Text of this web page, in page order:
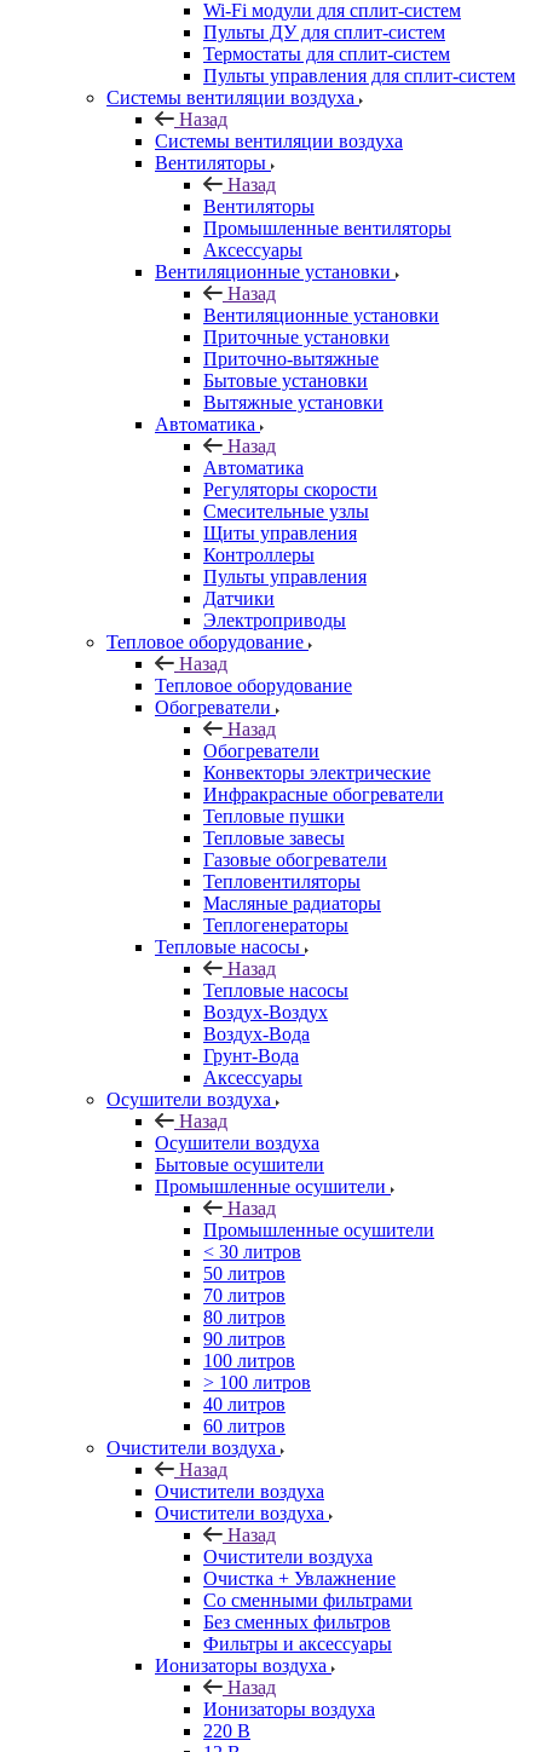
Wi-Fi модули для сплит-систем
Пульты ДУ для сплит-систем
Термостаты для сплит-систем
Пульты управления для сплит-систем
Системы вентиляции воздуха
Назад
Системы вентиляции воздуха
Вентиляторы
Назад
Вентиляторы
Промышленные вентиляторы
Аксессуары
Вентиляционные установки
Назад
Вентиляционные установки
Приточные установки
Приточно-вытяжные
Бытовые установки
Вытяжные установки
Автоматика
Назад
Автоматика
Регуляторы скорости
Смесительные узлы
Щиты управления
Контроллеры
Пульты управления
Датчики
Электроприводы
Тепловое оборудование
Назад
Тепловое оборудование
Обогреватели
Назад
Обогреватели
Конвекторы электрические
Инфракрасные обогреватели
Тепловые пушки
Тепловые завесы
Газовые обогреватели
Тепловентиляторы
Масляные радиаторы
Теплогенераторы
Тепловые насосы
Назад
Тепловые насосы
Воздух-Воздух
Воздух-Вода
Грунт-Вода
Аксессуары
Осушители воздуха
Назад
Осушители воздуха
Бытовые осушители
Промышленные осушители
Назад
Промышленные осушители
< 30 литров
50 литров
70 литров
80 литров
90 литров
100 литров
> 100 литров
40 литров
60 литров
Очистители воздуха
Назад
Очистители воздуха
Очистители воздуха
Назад
Очистители воздуха
Очистка + Увлажнение
Cо сменными фильтрами
Без сменных фильтров
Фильтры и аксессуары
Ионизаторы воздуха
Назад
Ионизаторы воздуха
220 В